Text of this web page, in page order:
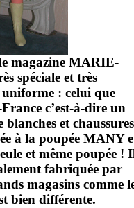
magazine MARIE-
spéciale et très
: celui que
c’est-à-dire un
et chaussures
à la poupée MANY
et même poupée !
fabriquée par
magasins comme
bien différente.